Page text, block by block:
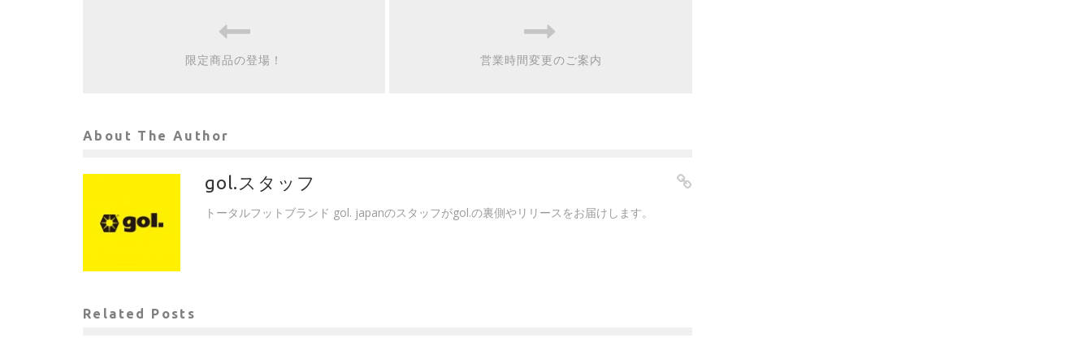
限定商品の登場！ 営業時間変更のご案内
About The Author
gol.スタッフ
トータルフットブランド gol. japanのスタッフがgol.の裏側やリリースをお届けします。
Related Posts